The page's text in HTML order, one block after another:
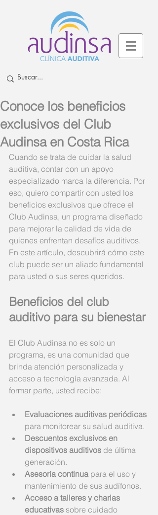
Conoce los beneficios
exclusivos del Club
Audinsa en Costa Rica
Cuando se trata de cuidar la salud
auditiva, contar con un apoyo
especializado marca la diferencia. Por
eso, quiero compartir con usted los
beneficios exclusivos que ofrece el
Club Audinsa, un programa diseñado
para mejorar la calidad de vida de
quienes enfrentan desafíos auditivos.
En este artículo, descubrirá cómo este
club puede ser un aliado fundamental
para usted o sus seres queridos.
Beneficios del club
auditivo para su bienestar
El Club Audinsa no es solo un
programa, es una comunidad que
brinda atención personalizada y
acceso a tecnología avanzada. Al
formar parte, usted recibe:
Evaluaciones auditivas periódicas
para monitorear su salud auditiva.
Descuentos exclusivos en
dispositivos auditivos de última
generación.
Asesoría continua para el uso y
mantenimiento de sus audífonos.
Acceso a talleres y charlas
educativas sobre cuidado